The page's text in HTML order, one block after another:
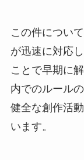
この件につい
が迅速に対応
ことで早期に
内でのルール
健全な創作活
います。